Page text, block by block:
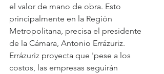
el valor de mano de obra. Esto
principalmente en la Región
Metropolitana, precisa el presidente
de la Cámara, Antonio Errázuriz.
Errázuriz proyecta que 'pese a los
costos, las empresas seguirán